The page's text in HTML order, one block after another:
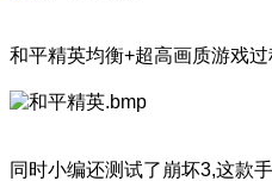
和平精英均衡+超高画质游戏
同时小编还测试了崩坏3,这款